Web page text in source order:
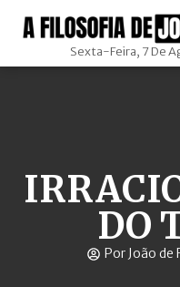
Sexta-Feira, 7 De
DO
Por João de